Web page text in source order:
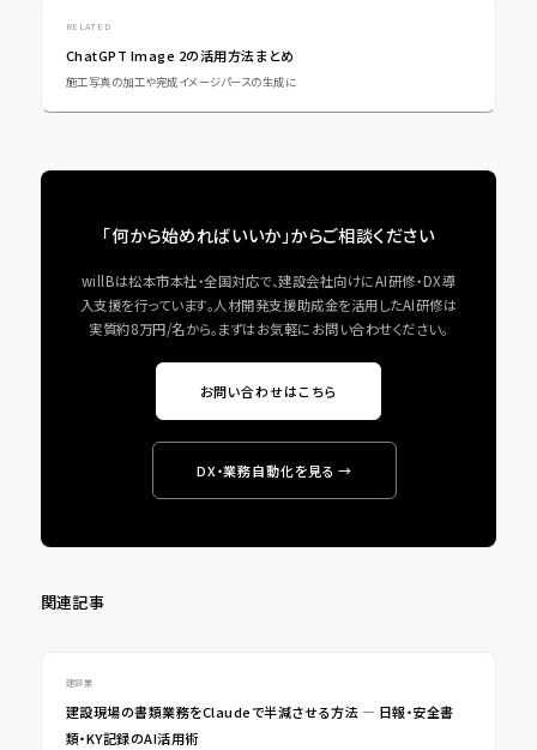
RELATED
ChatGPT Image 2の活用方法まとめ
施工写真の加工や完成イメージパースの生成に
「何から始めればいいか」からご相談ください
willBは松本市本社・全国対応で、建設会社向けにAI研修・DX導
入支援を行っています。人材開発支援助成金を活用したAI研修は
実質約8万円/名から。まずはお気軽にお問い合わせください。
お問い合わせはこちら
DX・業務自動化を見る →
関連記事
建設業
建設現場の書類業務をClaudeで半減させる方法 ― 日報・安全書
類・KY記録のAI活用術